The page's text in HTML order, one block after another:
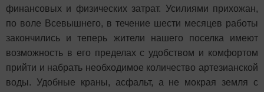
финансовых и физических затрат. Усилиями прихожан,
по воле Всевышнего, в течение шести месяцев работы
закончились и теперь жители нашего поселка имеют
возможность в его пределах с удобством и комфортом
прийти и набрать необходимое количество артезианской
воды. Удобные краны, асфальт, а не мокрая земля с